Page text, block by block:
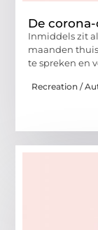
De
Inmiddels zit
maanden
te spreken en
Recreation /